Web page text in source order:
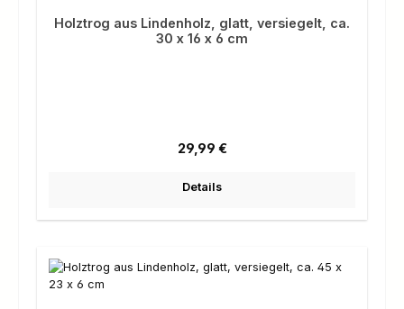
Holztrog aus Lindenholz, glatt, versiegelt, ca.
30 x 16 x 6 cm
Regulärer Preis:
29,99 €
Details